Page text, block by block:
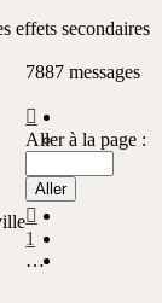
effets secondaires
7887 messages
Page
14
sur
789
Aller à la page :
Précédente
1
…